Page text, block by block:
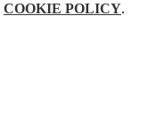
COOKIE POLICY.